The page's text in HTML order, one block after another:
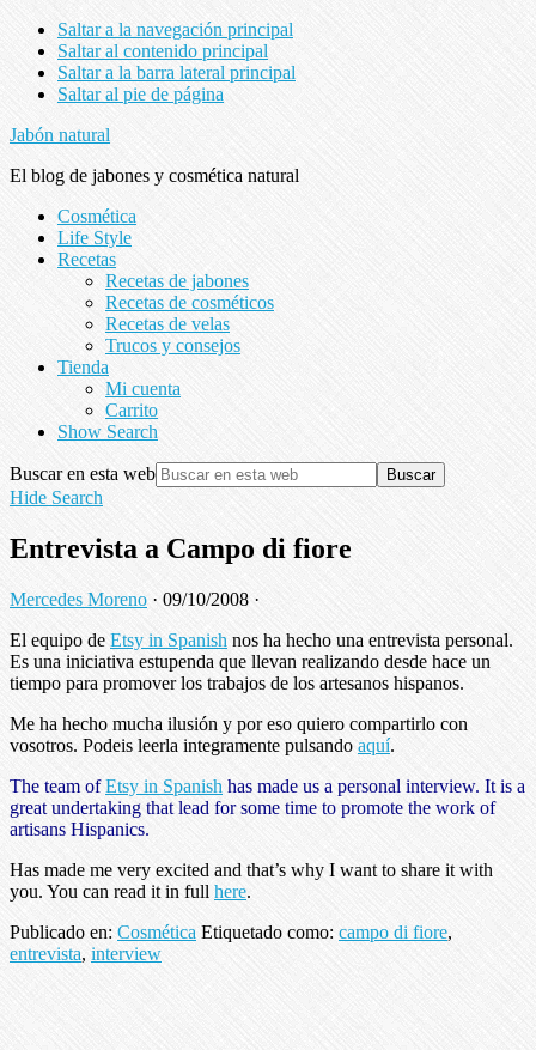
Saltar a la navegación principal
Saltar al contenido principal
Saltar a la barra lateral principal
Saltar al pie de página
Jabón natural
El blog de jabones y cosmética natural
Cosmética
Life Style
Recetas
Recetas de jabones
Recetas de cosméticos
Recetas de velas
Trucos y consejos
Tienda
Mi cuenta
Carrito
Show Search
Buscar en esta web
Hide Search
Entrevista a Campo di fiore
Mercedes Moreno · 09/10/2008 ·
El equipo de Etsy in Spanish nos ha hecho una entrevista personal.
Es una iniciativa estupenda que llevan realizando desde hace un
tiempo para promover los trabajos de los artesanos hispanos.
Me ha hecho mucha ilusión y por eso quiero compartirlo con
vosotros. Podeis leerla integramente pulsando aquí.
The team ofEtsy in Spanish has made us a personal interview. It is a
great undertaking that lead for some time to promote the work of
artisans Hispanics.
Has made me very excited and that’s why I want to share it with
you. You can read it in full here.
Publicado en: Cosmética Etiquetado como: campo di fiore,
entrevista, interview